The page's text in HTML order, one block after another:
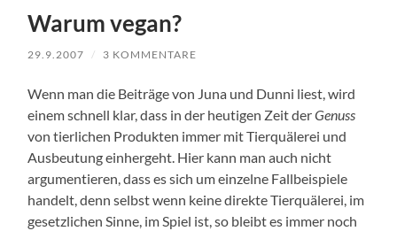
Warum vegan?
29.9.2007 / 3 KOMMENTARE
Wenn man die Beiträge von Juna und Dunni liest, wird
einem schnell klar, dass in der heutigen Zeit derGenuss
von tierlichen Produkten immer mit Tierquälerei und
Ausbeutung einhergeht. Hier kann man auch nicht
argumentieren, dass es sich um einzelne Fallbeispiele
handelt, denn selbst wenn keine direkte Tierquälerei, im
gesetzlichen Sinne, im Spiel ist, so bleibt es immer noch